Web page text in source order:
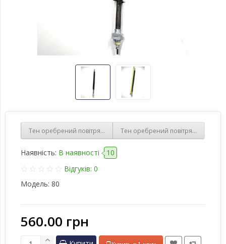
Тен оребрений повітряний, прямий, 1,5 КВТ 220В, різьба 16 ММ
Тен оребрений повітряний, 1,5
Наявність: В наявності
10
Відгуків: 0
Модель: 80
560.00 грн